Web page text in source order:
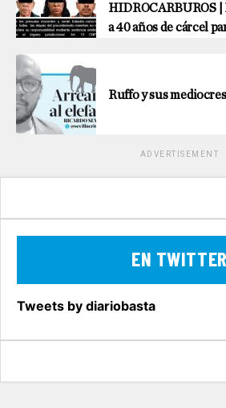
HIDROCARBUROS |
a 40 años de cárcel
Ruffo y sus
ADVERTISEMENT
EN TWITTER
Tweets by diariobasta